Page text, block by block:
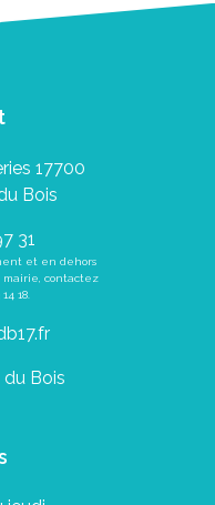
17700
Bois
31
et en dehors
mairie, contactez
14 18.
Bois